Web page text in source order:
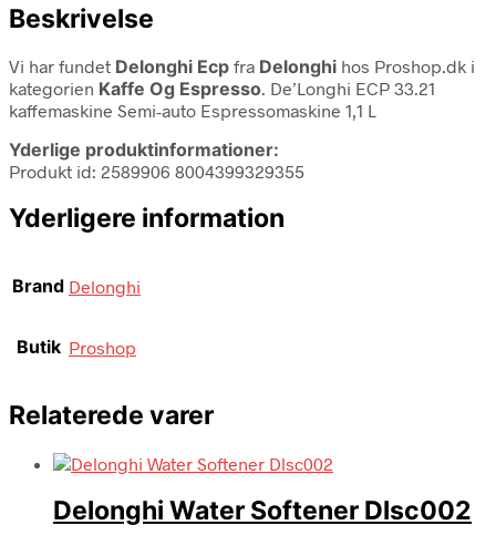
Beskrivelse
Vi har fundet Delonghi Ecp fra Delonghi hos Proshop.dk i
kategorien Kaffe Og Espresso. De’Longhi ECP 33.21
kaffemaskine Semi-auto Espressomaskine 1,1 L
Yderlige produktinformationer:
Produkt id: 2589906 8004399329355
Yderligere information
Brand Delonghi
Butik Proshop
Relaterede varer
Delonghi Water Softener Dlsc002